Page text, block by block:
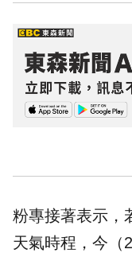
粉專接著表示，
天氣時程，今（